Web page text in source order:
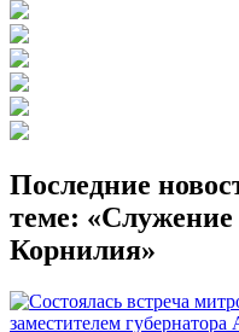
Последние
теме:
Корнилия»